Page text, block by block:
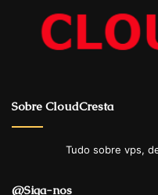
Sobre CloudCresta
Tudo sobre vps,
@Siga-nos